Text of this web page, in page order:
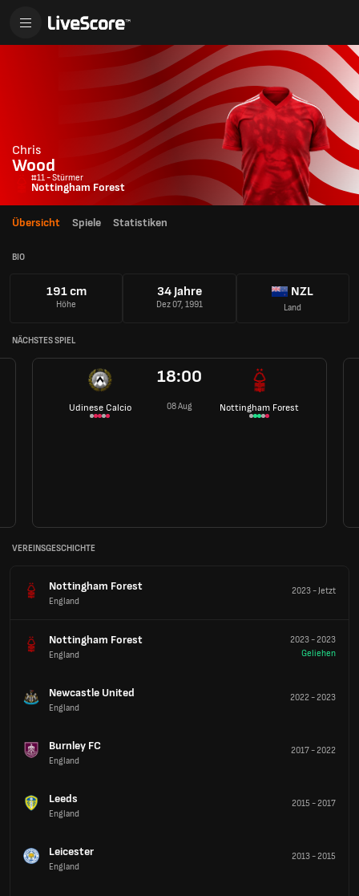
Chris
Wood
#11 - Stürmer
Nottingham Forest
Übersicht Spiele Statistiken
BIO
191 cm
Höhe
34 Jahre
Dez 07, 1991
NZL
Land
NÄCHSTES SPIEL
Udinese Calcio
18:00
08 Aug Nottingham Forest
VEREINSGESCHICHTE
Nottingham Forest
England
2023-Jetzt
Nottingham Forest
England
2023-2023
Geliehen
Newcastle United
England
2022-2023
Burnley FC
England
2017-2022
Leeds
England
2015 -2017
Leicester
England
2013-2015